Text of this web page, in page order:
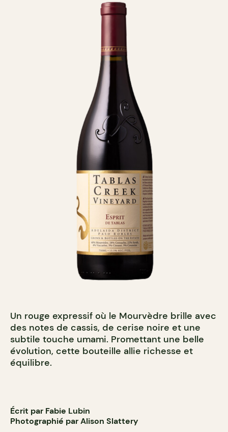
Un rouge expressif où le Mourvèdre brille avec
des notes de cassis, de cerise noire et une
subtile touche umami. Promettant une belle
évolution, cette bouteille allie richesse et
équilibre.
Écrit par Fabie Lubin
Photographié par Alison Slattery